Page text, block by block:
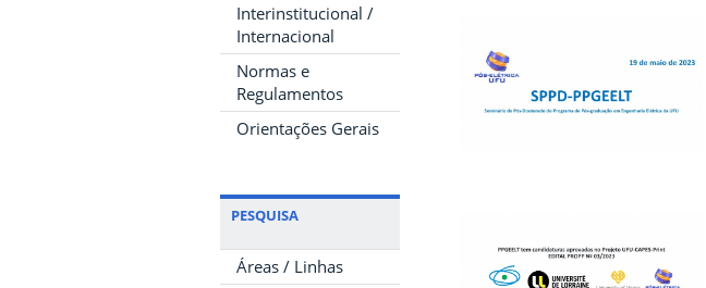
Interinstitucional /
Internacional
Normas e
Regulamentos
Orientações Gerais
PESQUISA
Áreas / Linhas